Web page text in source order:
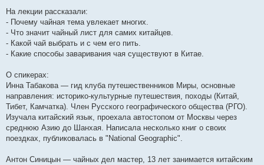
На лекции рассказали:
- Почему чайная тема увлекает многих.
- Что значит чайный лист для самих китайцев.
- Какой чай выбрать и с чем его пить.
- Какие способы заваривания чая существуют в Китае.
О спикерах:
Инна Табакова — гид клуба путешественников Миры, основные
направления: историко-культурные путешествия, походы (Китай,
Тибет, Камчатка). Член Русского географического общества (РГО).
Изучала китайский язык, проехала автостопом от Москвы через
среднюю Азию до Шанхая. Написала несколько книг о своих
поездках, публиковалась в "National Geographic".
Антон Синицын — чайных дел мастер, 13 лет занимается китайским